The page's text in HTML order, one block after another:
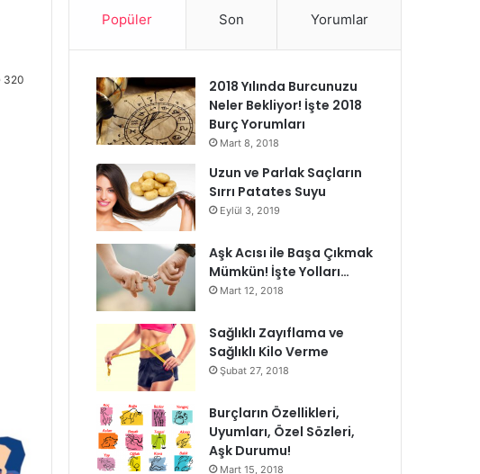
320
Popüler Son Yorumlar
2018 Yılında Burcunuzu
Neler Bekliyor! İşte 2018
Burç Yorumları
Mart 8, 2018
Uzun ve Parlak Saçların
Sırrı Patates Suyu
Eylül 3, 2019
Aşk Acısı ile Başa Çıkmak
Mümkün! İşte Yolları…
Mart 12, 2018
Sağlıklı Zayıflama ve
Sağlıklı Kilo Verme
Şubat 27, 2018
Burçların Özellikleri,
Uyumları, Özel Sözleri,
Aşk Durumu!
Mart 15, 2018